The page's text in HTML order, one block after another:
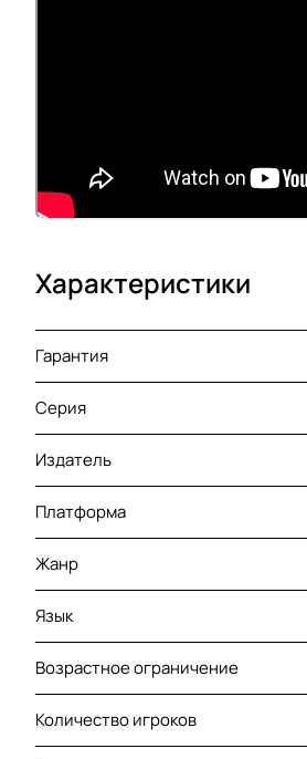
Характеристики
Гарантия
Серия
Издатель
Платформа
Жанр
Язык
Возрастное ограничение
Количество игроков